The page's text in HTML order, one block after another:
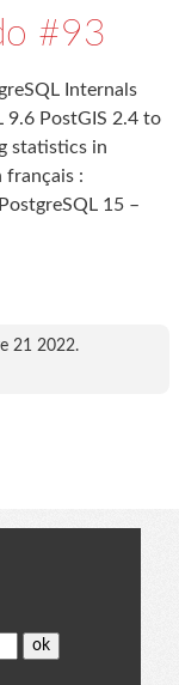
#93
Internals
9.6 PostGIS 2.4 to
statistics in
français :
15 –
21 2022.